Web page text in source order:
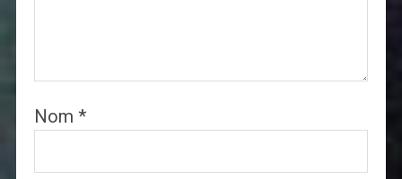
Nom *